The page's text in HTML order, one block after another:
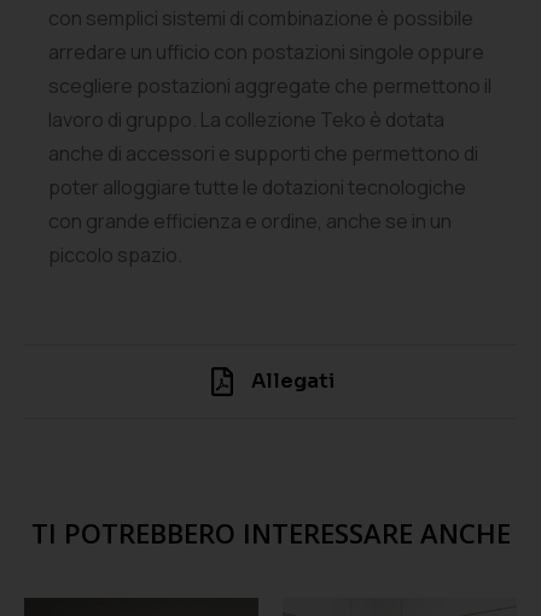
con semplici sistemi di combinazione è possibile
arredare un ufficio con postazioni singole oppure
scegliere postazioni aggregate che permettono il
lavoro di gruppo. La collezione Teko è dotata
anche di accessori e supporti che permettono di
poter alloggiare tutte le dotazioni tecnologiche
con grande efficienza e ordine, anche se in un
piccolo spazio.
Allegati
TI POTREBBERO INTERESSARE ANCHE